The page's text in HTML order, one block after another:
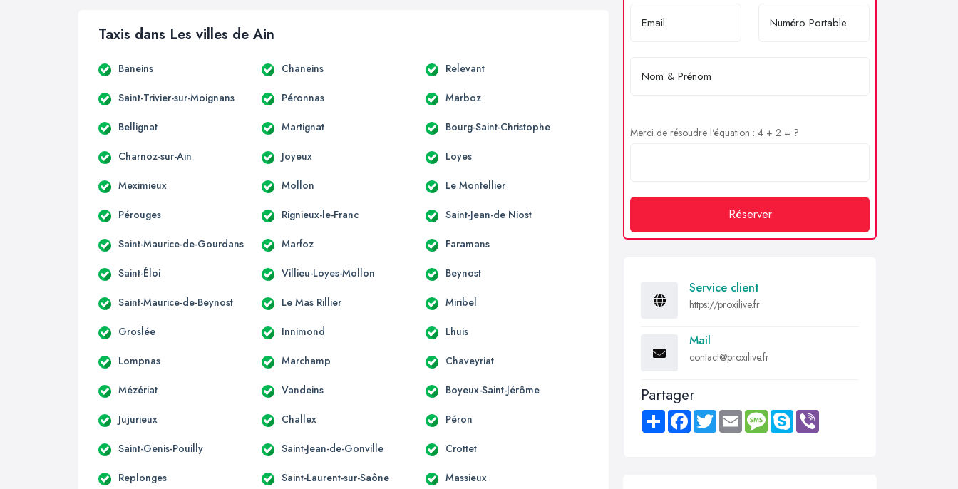
Taxis dans Les villes de Ain
Baneins Chaneins Relevant
Saint-Trivier-sur-Moignans Péronnas Marboz
Bellignat Martignat Bourg-Saint-Christophe
Charnoz-sur-Ain Joyeux Loyes
Meximieux Mollon Le Montellier
Pérouges Rignieux-le-Franc Saint-Jean-de Niost
Saint-Maurice-de-Gourdans Marfoz Faramans
Saint-Éloi Villieu-Loyes-Mollon Beynost
Saint-Maurice-de-Beynost Le Mas Rillier Miribel
Groslée Innimond Lhuis
Lompnas Marchamp Chaveyriat
Mézériat Vandeins Boyeux-Saint-Jérôme
Jujurieux Challex Péron
Saint-Genis-Pouilly Saint-Jean-de-Gonville Crottet
Replonges Saint-Laurent-sur-Saône Massieux
Merci de résoudre l'équation : 4 + 2 = ?
Réserver
Service client
https://proxilive.fr
Mail
contact@proxilive.fr
Partager
Share FacebookTwitter Email MessageSkype